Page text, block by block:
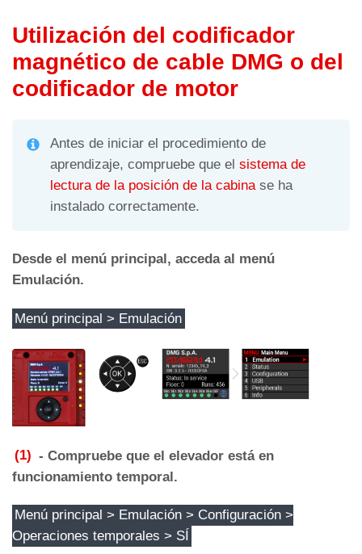
Utilización del codificador
magnético de cable DMG o del
codificador de motor
Antes de iniciar el procedimiento de
aprendizaje, compruebe que el sistema de
lectura de la posición de la cabinase ha
instalado correctamente.
Desde el menú principal, acceda al menú
Emulación.
Menú principal > Emulación
(1) - Compruebe que el elevador está en
funcionamiento temporal.
Menú principal > Emulación > Configuración >
Operaciones temporales > SÍ